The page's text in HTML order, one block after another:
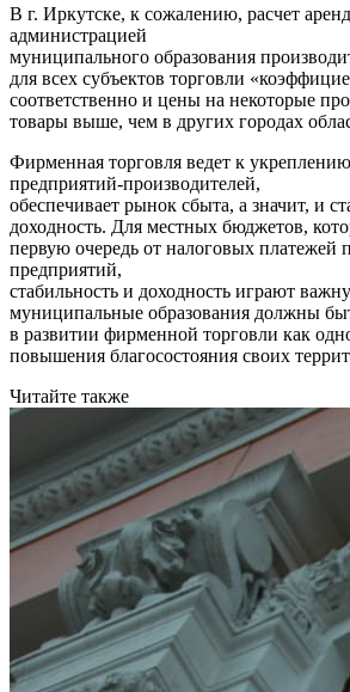
В г. Иркутске, к сожалению, расчет
администрацией
муниципального образования
для всех субъектов торговли
соответственно и цены на некоторые
товары выше, чем в других городах
Фирменная торговля ведет к
предприятий-производителей,
обеспечивает рынок сбыта, а значит, и
доходность. Для местных бюджетов,
первую очередь от налоговых
предприятий,
стабильность и доходность играют
муниципальные образования должны
в развитии фирменной торговли как
повышения благосостояния своих
Читайте также